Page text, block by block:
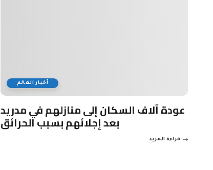
أخبار العالم
عودة آلاف السكان إلى منازلهم في مدريد
بعد إجلائهم بسبب الحرائق
قراءة المزيد